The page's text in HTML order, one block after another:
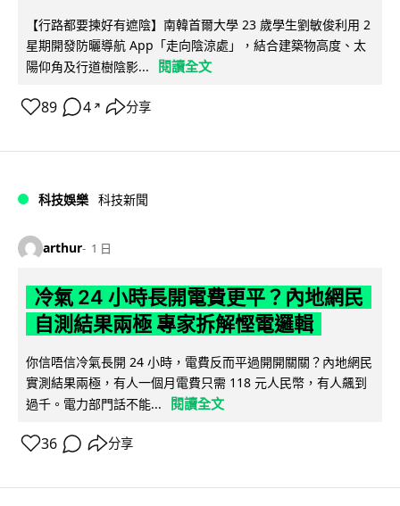
【行路都要揀好有遮陰】南韓首爾大學 23 歲學生劉敏俊利用 2
星期開發防曬導航 App「走向陰涼處」，結合建築物高度、太
陽仰角及行道樹陰影...
閱讀全文
89 4 ↗ 分享
科技娛樂 科技新聞
arthur 1 日
冷氣 24 小時長開電費更平？內地網民
自測結果兩極 專家拆解慳電邏輯
你信唔信冷氣長開 24 小時，電費反而平過開開關關？內地網民
實測結果兩極，有人一個月電費只需 118 元人民幣，有人飆到
過千。電力部門話不能...
閱讀全文
36 分享